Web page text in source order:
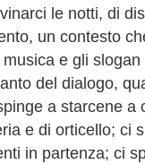
le notti, di
un contesto
e gli
del dialogo,
a starcene a
e di orticello; ci
in partenza; ci